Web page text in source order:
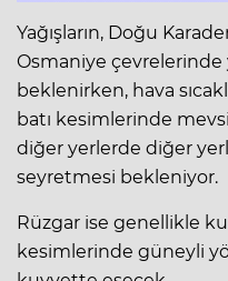
Yağışların, Doğu
Osmaniye çevrelerinde
beklenirken, hava
batı kesimlerinde
diğer yerlerde diğer
seyretmesi bekleniyor.
Rüzgar ise genellikle
kesimlerinde güneyli